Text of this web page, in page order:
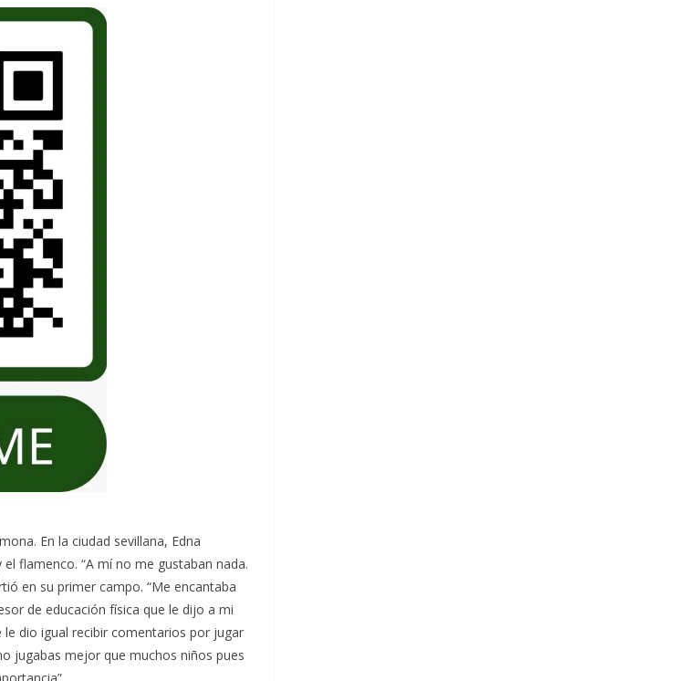
En la ciudad sevillana, Edna
flamenco. “A mí no me gustaban nada.
en su primer campo. “Me encantaba
de educación física que le dijo a mi
le dio igual recibir comentarios por jugar
jugabas mejor que muchos niños pues